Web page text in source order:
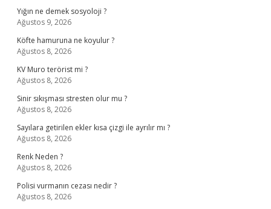
Yığın ne demek sosyoloji ?
Ağustos 9, 2026
Köfte hamuruna ne koyulur ?
Ağustos 8, 2026
KV Muro terörist mi ?
Ağustos 8, 2026
Sinir sıkışması stresten olur mu ?
Ağustos 8, 2026
Sayılara getirilen ekler kısa çizgi ile ayrılır mı ?
Ağustos 8, 2026
Renk Neden ?
Ağustos 8, 2026
Polisi vurmanın cezası nedir ?
Ağustos 8, 2026